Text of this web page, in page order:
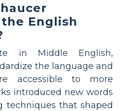
English
in Middle English,
the language and
accessible to more
introduced new words
techniques that shaped